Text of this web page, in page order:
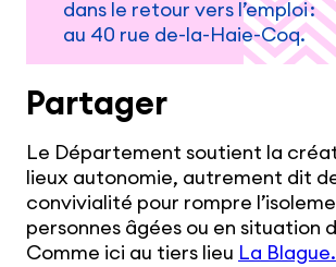
dans le retour vers l’emploi :
au 40 rue de-la-Haie-Coq.
Partager
Le Département soutient la
lieux autonomie, autrement dit
convivialité pour rompre
personnes âgées ou en situation
Comme ici au tiers lieu La Blague.